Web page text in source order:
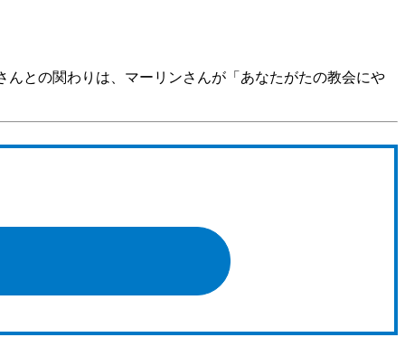
との関わりは、マーリンさんが「あなたがたの教会にや